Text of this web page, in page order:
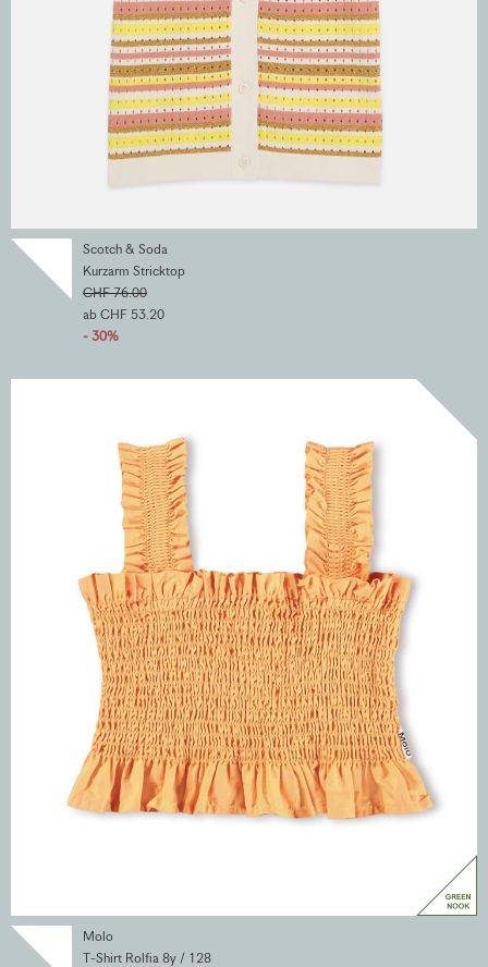
Scotch & Soda
Kurzarm Stricktop
CHF 76.00
ab CHF 53.20
- 30%
Molo
T-Shirt Rolfia 8y / 128